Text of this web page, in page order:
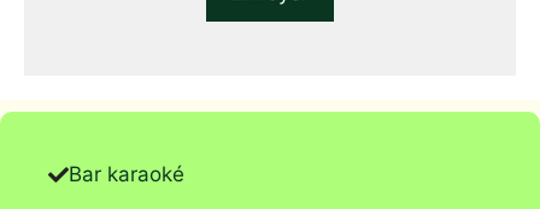
Bar karaoké